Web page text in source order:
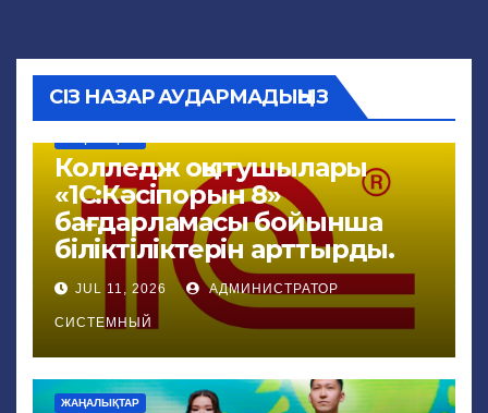
СІЗ НАЗАР АУДАРМАДЫҢЫЗ
Колледж оқытушылары
«1С:Кәсіпорын 8»
бағдарламасы бойынша
біліктіліктерін арттырды.
JUL 11, 2026 АДМИНИСТРАТОР
СИСТЕМНЫЙ
ЖАҢАЛЫҚТАР